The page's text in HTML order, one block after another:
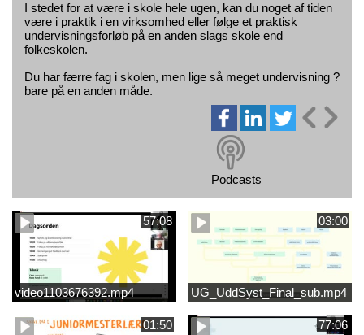
I stedet for at være i skole hele ugen, kan du noget af tiden
være i praktik i en virksomhed eller følge et praktisk
undervisningsforløb på en anden slags skole end
folkeskolen.
Du har færre fag i skolen, men lige så meget undervisning ?
bare på en anden måde.
Podcasts
57:08
video1103676392.mp4
03:00
UG_UddSyst_Final_sub.mp4
01:50 77:06